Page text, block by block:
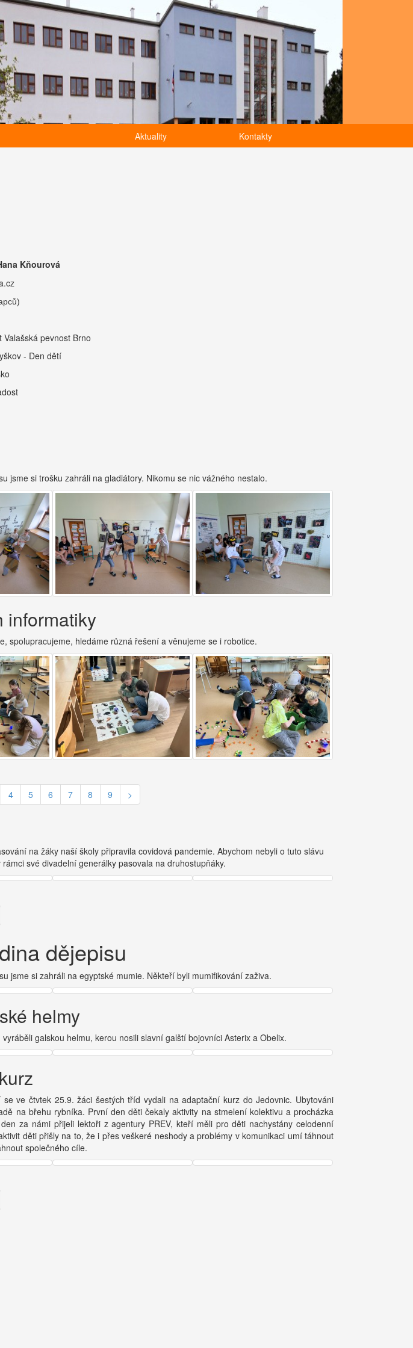
Aktuality Kontakty
Kňourová
pevnost Brno
- Den dětí
jsme si trošku zahráli na gladiátory. Nikomu se nic vážného nestalo.
informatiky
spolupracujeme, hledáme různá řešení a věnujeme se i robotice.
4 5 6 7 8 9 >
na žáky naší školy připravila covidová pandemie. Abychom nebyli o tuto slávu
své divadelní generálky pasovala na druhostupňáky.
dějepisu
jsme si zahráli na egyptské mumie. Někteří byli mumifikování zaživa.
helmy
galskou helmu, kerou nosili slavní galští bojovníci Asterix a Obelix.
ve čtvtek 25.9. žáci šestých tříd vydali na adaptační kurz do Jedovnic. Ubytováni
na břehu rybníka. První den děti čekaly aktivity na stmelení kolektivu a procházka
za námi přijeli lektoři z agentury PREV, kteří měli pro děti nachystány celodenní
děti přišly na to, že i přes veškeré neshody a problémy v komunikaci umí táhnout
společného cíle.